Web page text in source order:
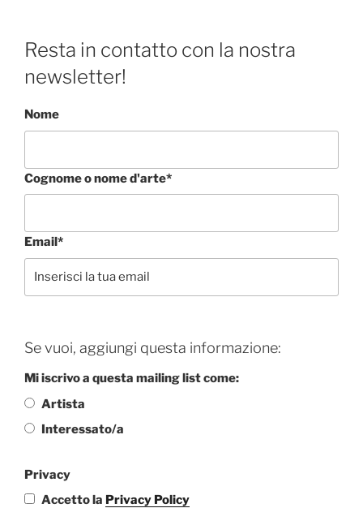
Resta in contatto con la nostra
newsletter!
Nome
Cognome o nome d'arte*
Email*
Se vuoi, aggiungi questa informazione:
Mi iscrivo a questa mailing list come:
Artista
Interessato/a
Privacy
Accetto la Privacy Policy